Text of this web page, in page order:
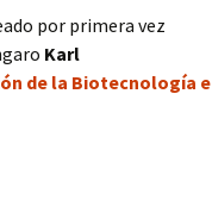
por primera vez
Karl
de la Biotecnología